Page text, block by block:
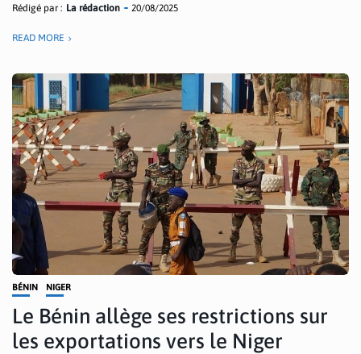
Rédigé par : La rédaction 20/08/2025
READ MORE
BÉNIN NIGER
Le Bénin allège ses restrictions sur
les exportations vers le Niger